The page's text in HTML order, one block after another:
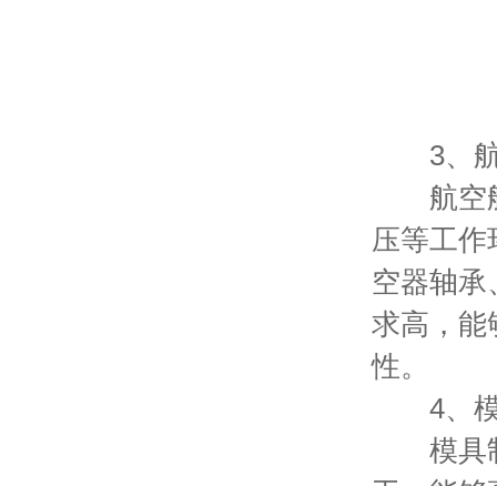
3、航
航空航
压等工
空器轴
求高，能
性。
4、模
模具制